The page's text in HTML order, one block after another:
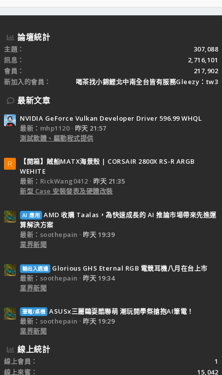
S
論壇統計
主題
307,088
訊息
2,716,101
會員
217,902
新加入的會員
喝茶找小錦鯉北中南全台皆有服務Gleezy：tw3
最新文章
NVIDIA GeForce Vulkan Developer Driver 596.99 WHQL
最新：mhp1120
昨天 21:57
測試軟體、驅動程式提供
R
【開箱】賊船MATX海景殼 | CORSAIR 2800X RS-R ARGB
WEHITE
最新：RickWang0412
昨天 21:35
新型 Case 安裝發表及硬體改裝
AI 應用 AMD 收購 Taalas，為快速成長的 AI 推論市場帶來先進運
算解決方案
最新：soothepain
昨天 19:39
業界新聞
輸出入週邊
Glorious GHS Eternal RGB 電競耳機八月在台上市
最新：soothepain
昨天 19:34
業界新聞
筆電/桌機 ASUSx三麗鷗耍酷聯萌 潮玩開學祭搶抱AI筆電！
最新：soothepain
昨天 19:29
業界新聞
線上統計
線上會員
1
線上來賓
15,042